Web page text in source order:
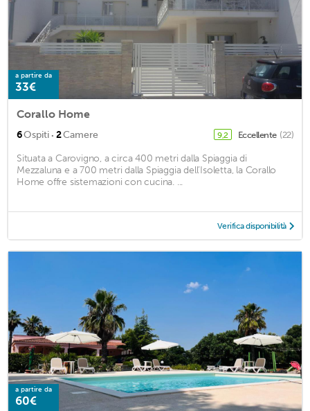
a partire da
33€
Corallo Home
6Ospiti · 2Camere 9,2 Eccellente (22)
Situata a Carovigno, a circa 400 metri dalla Spiaggia di
Mezzaluna e a 700 metri dalla Spiaggia dell’Isoletta, la Corallo
Home offre sistemazioni con cucina. ...
Verifica disponibilità
a partire da
60€